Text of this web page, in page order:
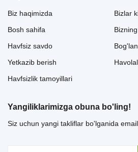
Biz haqimizda
Bosh sahifa
Havfsiz savdo
Yetkazib berish
Havfsizlik tamoyillari
Bizlar
Yangiliklarimizga obuna bo'ling!
Siz uchun yangi takliflar bo'lganida